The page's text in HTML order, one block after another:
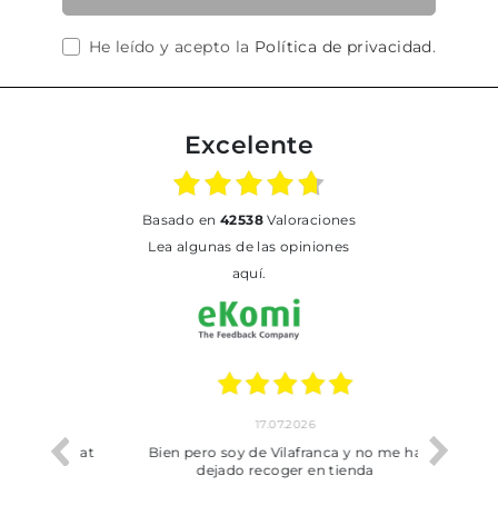
He leído y acepto la Política de privacidad.
Excelente
basado en 42538Valoraciones
Lea algunas de las opiniones
aquí.
trobat
17.07.2026
Bien pero soy de Vilafranca y no me ha
dejado recoger en tienda